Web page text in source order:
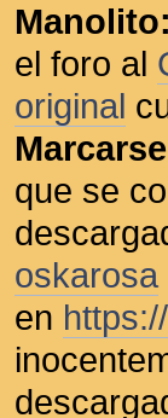
el foro al
original
que se
oskarosa
en